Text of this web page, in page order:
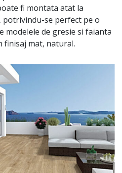
fi montata atat la
se perfect pe o
modelele de gresie si faianta
finisaj mat, natural.